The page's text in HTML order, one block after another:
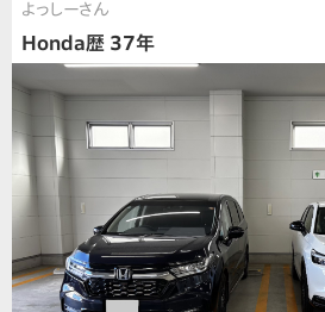
よっしーさん
Honda歴 37年